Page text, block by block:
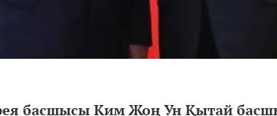
басшысы Ким Жоң Ун Қытай